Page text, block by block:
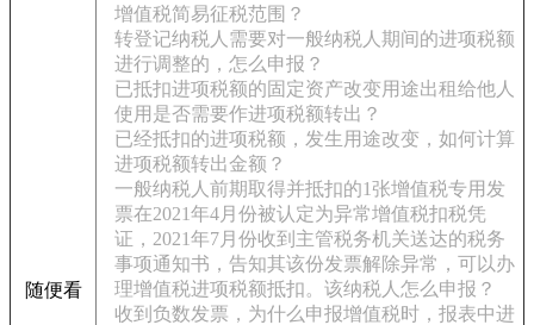
随便看
增值税简易征税范围？
转登记纳税人需要对一般纳税人期间的进项税额
进行调整的，怎么申报？
已抵扣进项税额的固定资产改变用途出租给他人
使用是否需要作进项税额转出？
已经抵扣的进项税额，发生用途改变，如何计算
进项税额转出金额？
一般纳税人前期取得并抵扣的1张增值税专用发
票在2021年4月份被认定为异常增值税扣税凭
证，2021年7月份收到主管税务机关送达的税务
事项通知书，告知其该份发票解除异常，可以办
理增值税进项税额抵扣。该纳税人怎么申报？
收到负数发票，为什么申报增值税时，报表中进